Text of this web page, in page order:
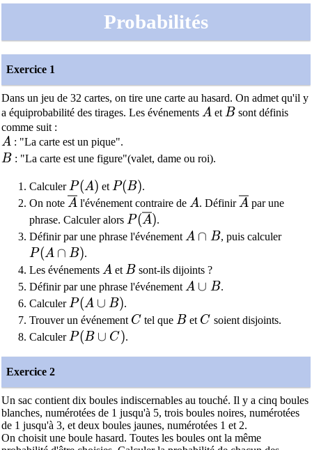
Probabilités
Exercice 1
Dans un jeu de 32 cartes, on tire une carte au hasard. On admet qu'il y
a équiprobabilité des tirages. Les événements A
A et B
Bsont définis
comme suit :
A
A : "La carte est un pique".
B
B: "La carte est une figure"(valet, dame ou roi).
CalculerP(A)
P(A) et P(B)
P(B).
On note \overline{A}
A l'événement contraire de A
A. DéfinirA par une
phrase. Calculer alors P(\overline{A})
P(A).
Définir par une phrase l'événement A\cap B
A ∩ B, puis calculer
P(A\cap B)
P(A ∩ B).
Les événements A
A et B
Bsont-ils dijoints ?
Définir par une phrase l'événement A\cup B
A ∪ B.
CalculerP(A\cup B)
P(A ∪ B).
Trouver un événement C
C tel que B
B et C
C soient disjoints.
CalculerP(B\cup C)
P(B ∪ C).
Exercice 2
Un sac contient dix boules indiscernables au touché. Il y a cinq boules
blanches, numérotées de 1 jusqu'à 5, trois boules noires, numérotées
de 1 jusqu'à 3, et deux boules jaunes, numérotées 1 et 2.
On choisit une boule hasard. Toutes les boules ont la même